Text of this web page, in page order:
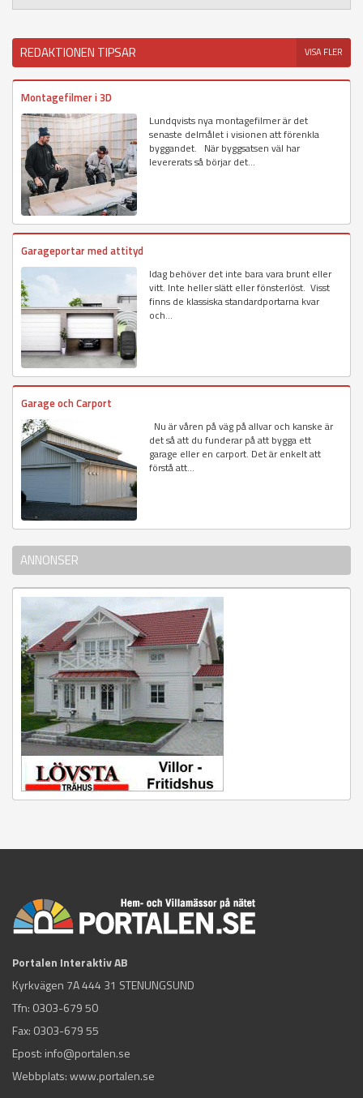
REDAKTIONEN TIPSAR VISA FLER
Montagefilmer i 3D
Lundqvists nya montagefilmer är det
senaste delmålet i visionen att förenkla
byggandet. När byggsatsen väl har
levererats så börjar det...
Garageportar med attityd
Idag behöver det inte bara vara brunt eller
vitt. Inte heller slätt eller fönsterlöst. Visst
finns de klassiska standardportarna kvar
och...
Garage och Carport
Nu är våren på väg på allvar och kanske är
det så att du funderar på att bygga ett
garage eller en carport. Det är enkelt att
förstå att...
ANNONSER
Portalen Interaktiv AB
Kyrkvägen 7A 444 31 STENUNGSUND
Tfn: 0303-679 50
Fax: 0303-679 55
Epost: info@portalen.se
Webbplats: www.portalen.se